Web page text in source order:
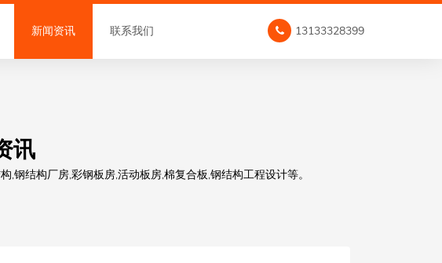
新闻资讯 联系我们 13133328399
讯
结构厂房,彩钢板房,活动板房,棉复合板,钢结构工程设计等。